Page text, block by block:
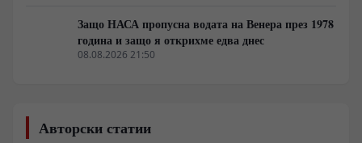
Защо НАСА пропусна водата на Венера през 1978
година и защо я открихме едва днес
08.08.2026 21:50
Авторски статии